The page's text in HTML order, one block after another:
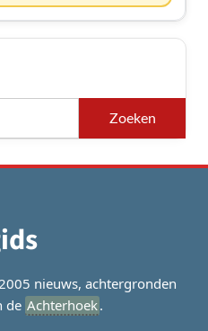
nieuws, achtergronden
de Achterhoek.